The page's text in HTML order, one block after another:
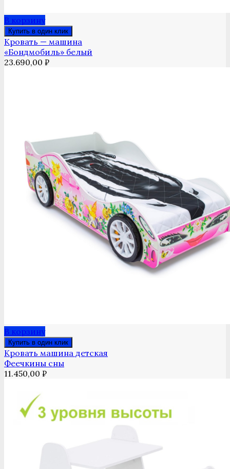
В корзину
Купить в один клик
Кровать — машина
«Бондмобиль» белый
23.690,00 ₽
В корзину
Купить в один клик
Кровать машина детская
Феечкины сны
11.450,00 ₽